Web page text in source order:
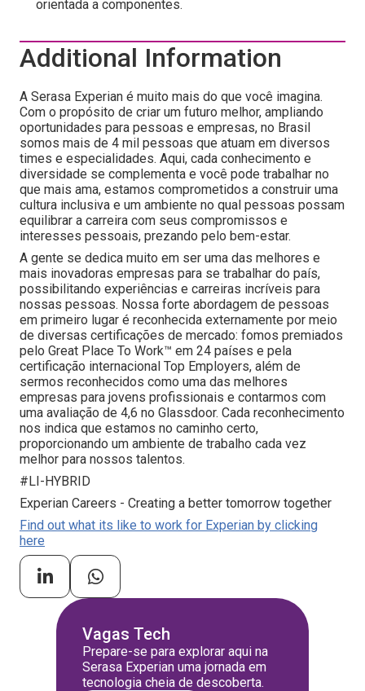
orientada a componentes.
Additional Information
A Serasa Experian é muito mais do que você imagina.
Com o propósito de criar um futuro melhor, ampliando
oportunidades para pessoas e empresas, no Brasil
somos mais de 4 mil pessoas que atuam em diversos
times e especialidades. Aqui, cada conhecimento e
diversidade se complementa e você pode trabalhar no
que mais ama, estamos comprometidos a construir uma
cultura inclusiva e um ambiente no qual pessoas possam
equilibrar a carreira com seus compromissos e
interesses pessoais, prezando pelo bem-estar.
A gente se dedica muito em ser uma das melhores e
mais inovadoras empresas para se trabalhar do país,
possibilitando experiências e carreiras incríveis para
nossas pessoas. Nossa forte abordagem de pessoas
em primeiro lugar é reconhecida externamente por meio
de diversas certificações de mercado: fomos premiados
pelo Great Place To Work™ em 24 países e pela
certificação internacional Top Employers, além de
sermos reconhecidos como uma das melhores
empresas para jovens profissionais e contarmos com
uma avaliação de 4,6 no Glassdoor. Cada reconhecimento
nos indica que estamos no caminho certo,
proporcionando um ambiente de trabalho cada vez
melhor para nossos talentos.
#LI-HYBRID
Experian Careers - Creating a better tomorrow together
Find out what its like to work for Experian by clicking
here
Vagas Tech
Prepare-se para explorar aqui na
Serasa Experian uma jornada em
tecnologia cheia de descoberta.